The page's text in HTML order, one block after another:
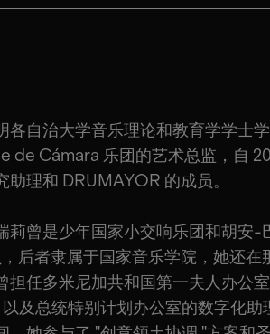
自治大学音乐理论和教育学学士学
de Cámara 乐团的艺术总监，自
理和 DRUMAYOR 的成员。
莉曾是少年国家小交响乐团和胡安-
后者隶属于国家音乐学院，她还在
担任多米尼加共和国第一夫人办公
及总统特别计划办公室的数字化助